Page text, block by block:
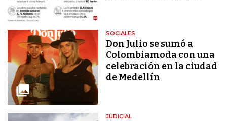
SOCIALES
Don Julio se sumó a
Colombiamoda con una
celebración en la ciudad
de Medellín
JUDICIAL